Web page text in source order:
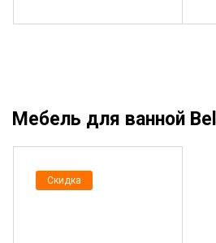
Мебель для ванной
Скидка